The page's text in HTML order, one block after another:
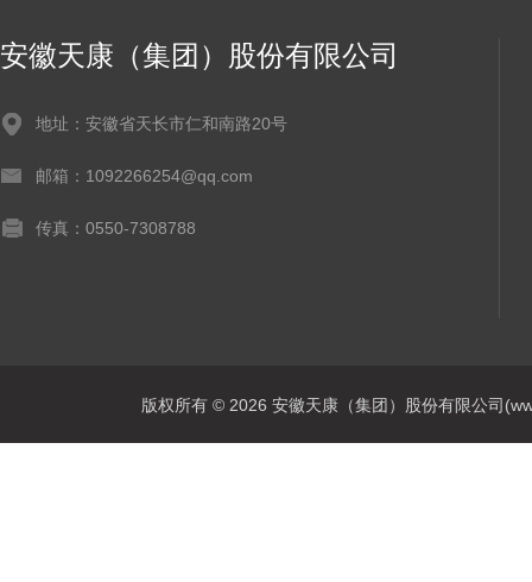
安徽天康（集团）股份有限公司
地址：安徽省天长市仁和南路20号
邮箱：1092266254@qq.com
传真：0550-7308788
版权所有 © 2026 安徽天康（集团）股份有限公司